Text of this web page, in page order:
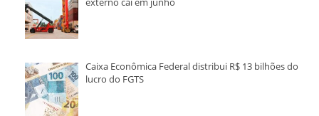
Caixa Econômica Federal distribui R$ 13 bilhões do
lucro do FGTS